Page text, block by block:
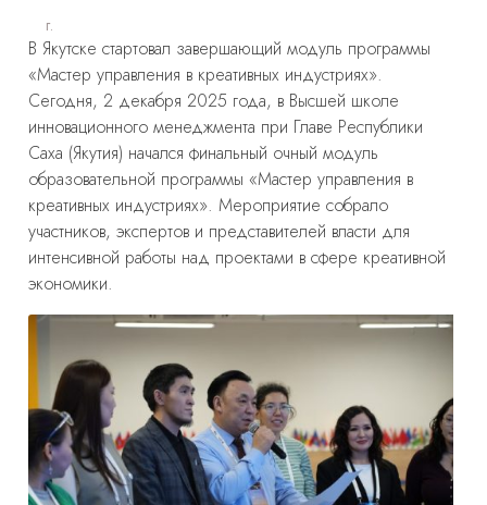
г.
В Якутске стартовал завершающий модуль программы
«Мастер управления в креативных индустриях».
Сегодня, 2 декабря 2025 года, в Высшей школе
инновационного менеджмента при Главе Республики
Саха (Якутия) начался финальный очный модуль
образовательной программы «Мастер управления в
креативных индустриях». Мероприятие собрало
участников, экспертов и представителей власти для
интенсивной работы над проектами в сфере креативной
экономики.